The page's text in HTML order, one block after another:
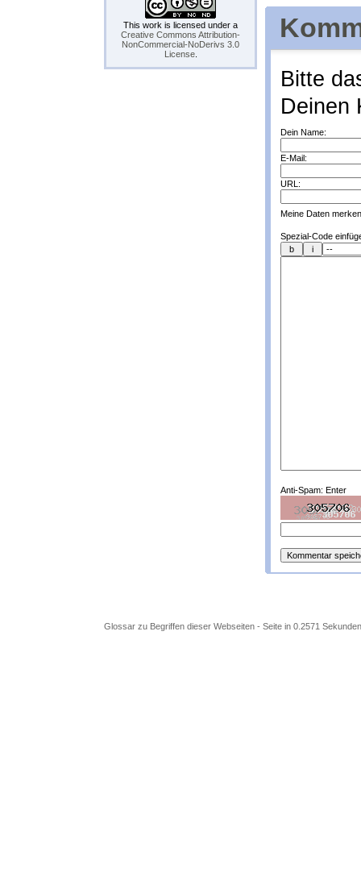
This work is licensed under a
Creative Commons Attribution-
NonCommercial-NoDerivs 3.0
License.
Bitte
Deinen
Dein Name:
E-Mail:
URL:
Meine Daten
Spezial-Code
Anti-Spam: Enter
Glossar zu Begriffen dieser Webseiten - Seite in 0.2571